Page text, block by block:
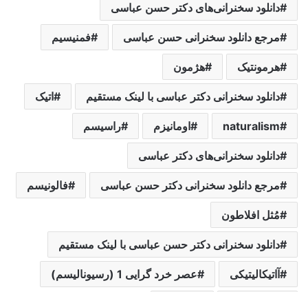
دانلود سخنرانی‌های دکتر حسن عباسی
مرجع دانلود سخنرانی حسن عباسی فمنیسیم
هرمونتیک هژمون
دانلود سخنرانی دکتر عباسی با لینک مستقیم اتیک
naturalism اومانیزم راسیسم
دانلود سخنرانی‌های دکتر عباسی
مرجع دانلود سخنرانی دکتر حسن عباسی فالونیسم
مُثل افلاطون
دانلود سخنرانی دکتر حسن عباسی با لینک مستقیم
آاتیکالیتیکی عصر خرد گرایی 1 (رسیونالیسم)